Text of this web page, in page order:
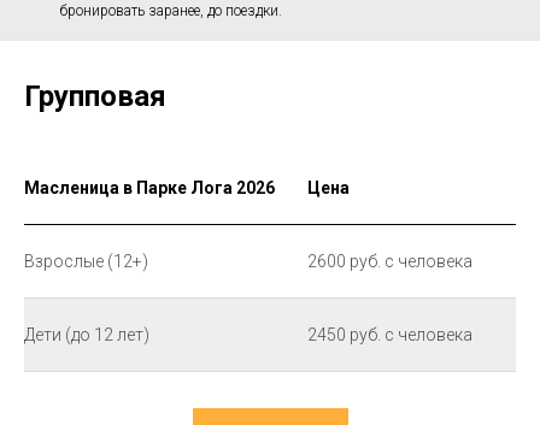
бронировать заранее, до поездки.
Групповая
Масленица в Парке Лога 2026 Цена
Взрослые (12+) 2600 руб. с человека
Дети (до 12 лет) 2450 руб. с человека